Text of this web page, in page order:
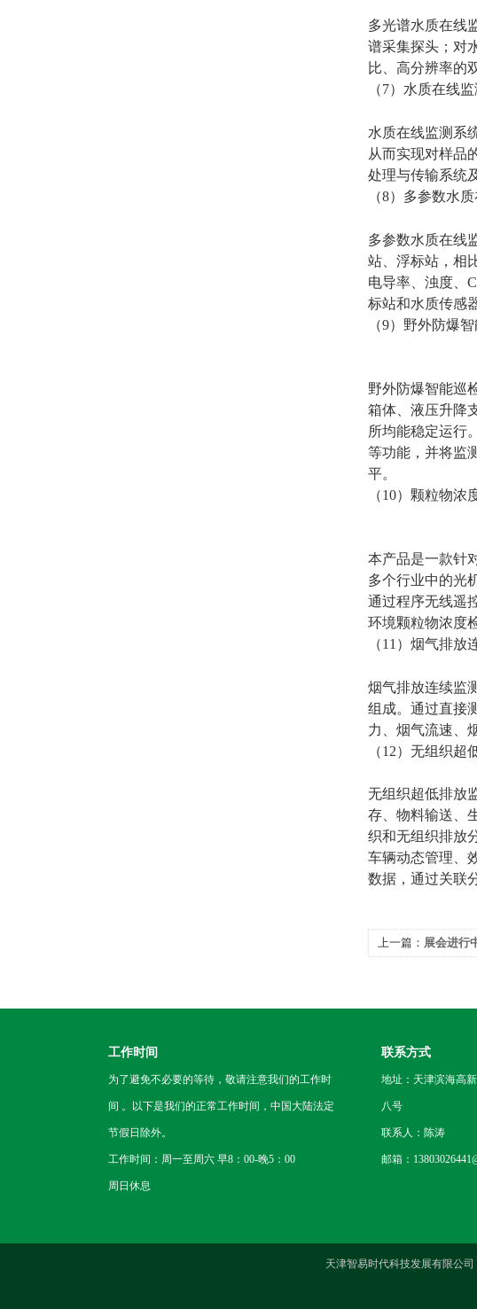
多光谱水质在线
谱采集探头；对
比、高分辨率的
（7） 水质在线
水质在线监测系
从而实现对样品
处理与传输系统
（8） 多参数水
多参数水质在线
站、浮标站，相
电导率、浊度、
标站和水质传感
（9） 野外防爆
野外防爆智能巡
箱体、液压升降
所均能稳定运行
等功能，并将监
平。
（10） 颗粒物浓
本产品是一款针
多个行业中的光
通过程序无线遥
环境颗粒物浓度
（11 ） 烟气排放
烟气排放连续监
组成。通过直接
力、烟气流速、
（12） 无组织超
无组织超低排放
存、物料输送、
织和无组织排放
车辆动态管理、
数据，通过关联
上一篇： 展会进行
工作时间
为了避免不必要的等待，敬请注意我们的工作时
间 。以下是我们的正常工作时间，中国大陆法定
节假日除外。
工作时间：周一至周六 早8：00-晚5：00
周日休息
联系方式
地址：天津滨海高
八号
联系人：陈涛
邮箱：
天津智易时代科技发展有限公司